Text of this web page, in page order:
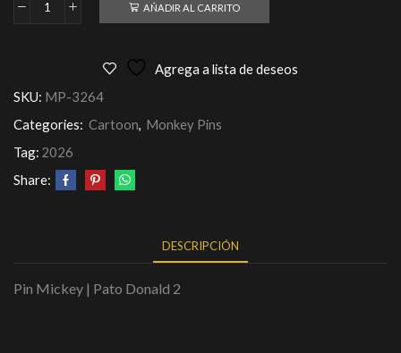
AÑADIR AL CARRITO
Agrega a lista de deseos
SKU: MP-3264
Categories: Cartoon, Monkey Pins
Tag: 2026
Share:
DESCRIPCIÓN
Pin Mickey | Pato Donald 2